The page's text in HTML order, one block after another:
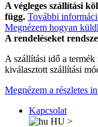
A végleges szállítási
függ. További
Megnézem hogyan
A rendeléseket
A szállítási idő a termék
kiválasztott szállítási
Megnézem a részletes
Kapcsolat
HU >